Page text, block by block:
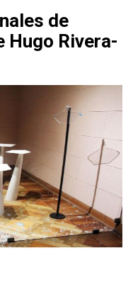
de
Hugo Rivera-